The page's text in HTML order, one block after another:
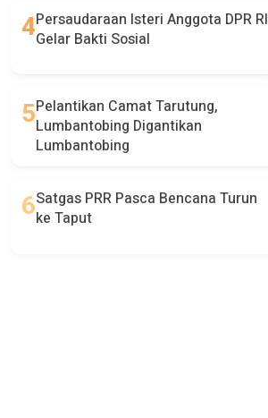
Persaudaraan Isteri Anggota DPR RI
Gelar Bakti Sosial
Pelantikan Camat Tarutung,
Lumbantobing Digantikan
Lumbantobing
Satgas PRR Pasca Bencana Turun
ke Taput